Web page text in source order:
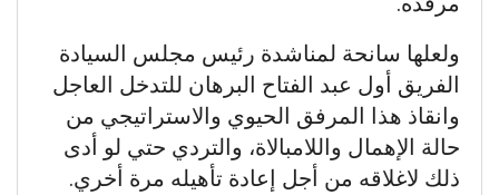
ولعلها سانحة لمناشدة رئيس مجلس السيادة
الفريق أول عبد الفتاح البرهان للتدخل العاجل
وانقاذ هذا المرفق الحيوي والاستراتيجي من
حالة الإهمال واللامبالاة، والتردي حتي لو أدى
ذلك لاغلاقه من أجل إعادة تأهيله مرة أخري.